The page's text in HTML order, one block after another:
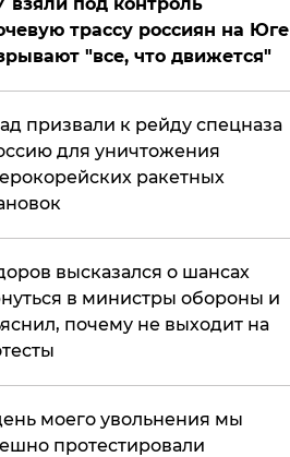
трассу россиян на Юге
"все, что движется"
призвали к рейду спецназа
для уничтожения
ракетных
высказался о шансах
в министры обороны и
почему не выходит на
моего увольнения мы
протестировали